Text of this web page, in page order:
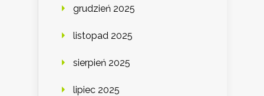
grudzień 2025
listopad 2025
sierpień 2025
lipiec 2025